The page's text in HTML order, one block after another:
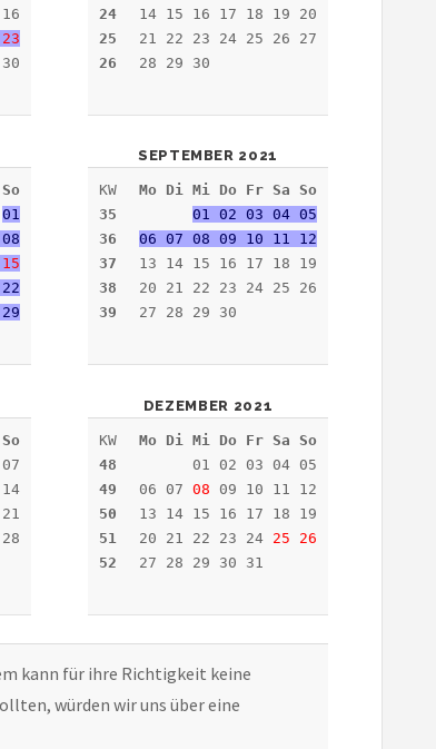
23
24
25
26
14 15 16 17 18 19 20
21 22 23 24 25 26 27
28 29 30
01
15
SEPTEMBER 2021
KW
35
36
37
38
39
Mo Di Mi Do Fr Sa So
01 02 03 04 05
06 07 08 09 10 11 12
13 14 15 16 17 18 19
20 21 22 23 24 25 26
27 28 29 30
DEZEMBER 2021
KW
48
49
50
51
52
Mo Di Mi Do Fr Sa So
01 02 03 04 05
06 07 08 09 10 11 12
13 14 15 16 17 18 19
20 21 22 23 24 25
26
27 28 29 30 31
kann für ihre Richtigkeit keine
würden wir uns über eine